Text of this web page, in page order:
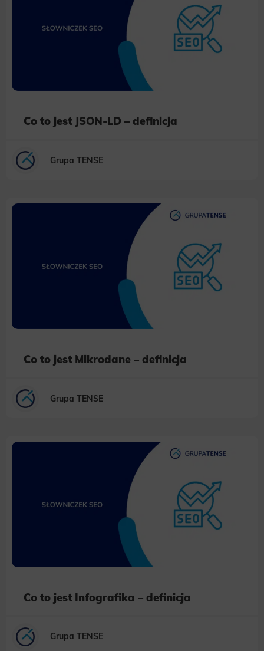
Co to jest JSON-LD – definicja
Grupa TENSE
Co to jest Mikrodane – definicja
Grupa TENSE
Co to jest Infografika – definicja
Grupa TENSE